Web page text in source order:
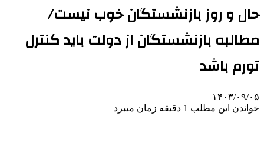
حال و روز بازنشستگان خوب نیست/
مطالبه بازنشستگان از دولت باید کنترل
تورم باشد
۱۴۰۳/۰۹/۰۵
خواندن این مطلب 1 دقیقه زمان میبرد